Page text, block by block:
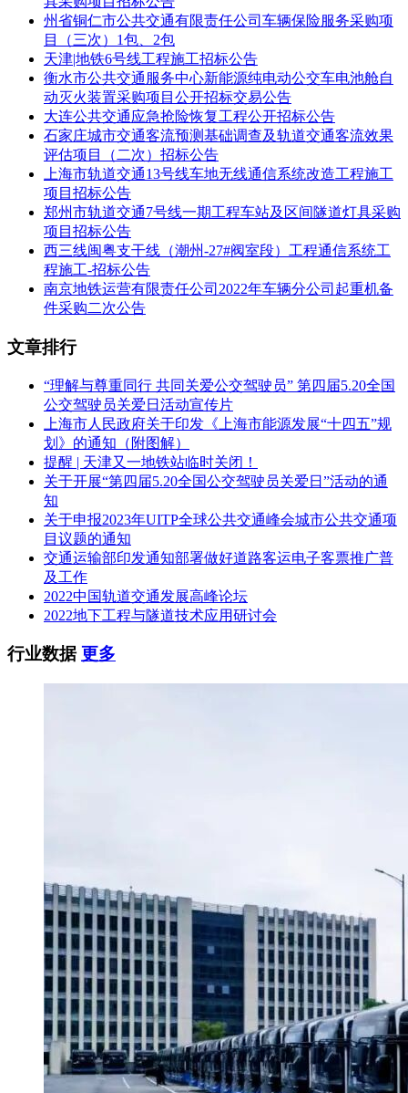
合同包预算金额：988,400.00元
品目
号
品目名称 采购标的
位
1-1 汽车站服务
购置及更换市区353处
立式公交站牌和公交
1(
本合同包不接受联合体投标
合同履行期限：合同签订后30个日历日内完成供货及安装
二、申请人的资格要求：
1.满足《中华人民共和国政府采购法》第二十二条规定;
满足的资格要求如下:
采购包整体专门面向中小企业
三、获取采购文件
时间： 2024年03月14日 至 2024年03月21日 ，每天上午
00:00:00 至 12:00:00 ，下午 12:00:00 至 23:59:59 (北京时间,法
定节假日除外)
地点：公告期内凭用户名和密码，登录黑龙江省政府采购管理
平台(http://hljcg.hlj.gov.cn/)，选择“交易执行-应标-项目投标”，
在“未参与项目”列表中选择需要参与的项目，确认参与后即可
售价： 免费获取
六、公告期限
自本公告发布之日起3个工作日。
七、其他补充事宜
八、凡对本次采购提出询问，请按以下方式联系。
1.采购人信息
州省铜仁市公共交通有限责任公司车辆保险服务采购项
目（三次）1包、2包
天津|地铁6号线工程施工招标公告
衡水市公共交通服务中心新能源纯电动公交车电池舱自
动灭火装置采购项目公开招标交易公告
大连公共交通应急抢险恢复工程公开招标公告
石家庄城市交通客流预测基础调查及轨道交通客流效果
评估项目（二次）招标公告
上海市轨道交通13号线车地无线通信系统改造工程施工
项目招标公告
郑州市轨道交通7号线一期工程车站及区间隧道灯具采购
项目招标公告
西三线闽粤支干线（潮州-27#阀室段）工程通信系统工
程施工-招标公告
南京地铁运营有限责任公司2022年车辆分公司起重机备
件采购二次公告
文章排行
“理解与尊重同行 共同关爱公交驾驶员” 第四届5.20全国
公交驾驶员关爱日活动宣传片
上海市人民政府关于印发《上海市能源发展“十四五”规
划》的通知（附图解）
提醒 | 天津又一地铁站临时关闭！
关于开展“第四届5.20全国公交驾驶员关爱日”活动的通
知
关于申报2023年UITP全球公共交通峰会城市公共交通项
目议题的通知
交通运输部印发通知部署做好道路客运电子客票推广普
及工作
2022中国轨道交通发展高峰论坛
2022地下工程与隧道技术应用研讨会
行业数据更多